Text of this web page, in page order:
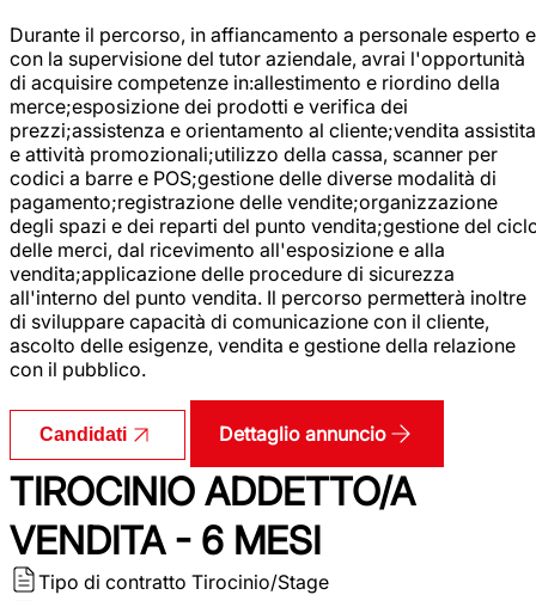
Durante il percorso, in affiancamento a personale esperto e
con la supervisione del tutor aziendale, avrai l'opportunità
di acquisire competenze in:allestimento e riordino della
merce;esposizione dei prodotti e verifica dei
prezzi;assistenza e orientamento al cliente;vendita assistita
e attività promozionali;utilizzo della cassa, scanner per
codici a barre e POS;gestione delle diverse modalità di
pagamento;registrazione delle vendite;organizzazione
degli spazi e dei reparti del punto vendita;gestione del
delle merci, dal ricevimento all'esposizione e alla
vendita;applicazione delle procedure di sicurezza
all'interno del punto vendita. Il percorso permetterà inoltre
di sviluppare capacità di comunicazione con il cliente,
ascolto delle esigenze, vendita e gestione della relazione
con il pubblico.
Candidati Dettaglio annuncio
TIROCINIO ADDETTO/A
VENDITA - 6 MESI
Tipo di contratto Tirocinio/Stage